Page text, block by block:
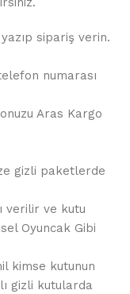
sipariş verin.
numarası
Aras Kargo
gizli paketlerde
verilir ve kutu
Oyuncak Gibi
kimse kutunun
gizli kutularda